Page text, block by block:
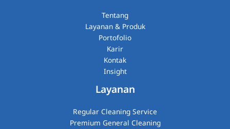
Tentang
Layanan & Produk
Portofolio
Karir
Kontak
Insight
Layanan
Regular Cleaning Service
Premium General Cleaning